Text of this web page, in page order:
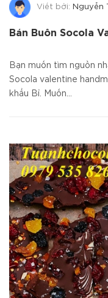
Viết bởi: Nguyễn
Bán Buôn
Bạn muốn tìm nguồn
Socola valentine
khẩu Bỉ. Muốn...